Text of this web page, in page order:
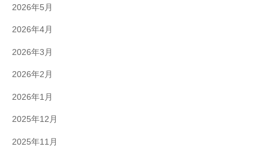
2026年5月
2026年4月
2026年3月
2026年2月
2026年1月
2025年12月
2025年11月